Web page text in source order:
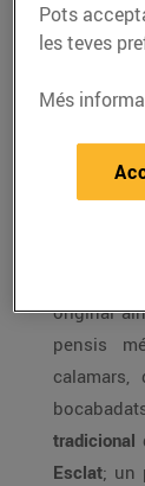
26/de
Tens
original
pensis
tradicional
Esclat; un
Pots
les teves
Més